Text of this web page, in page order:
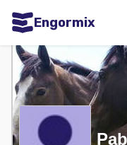
Engormix
Comunidades en
Agricultura
Balanceados - Piensos
Avicultura